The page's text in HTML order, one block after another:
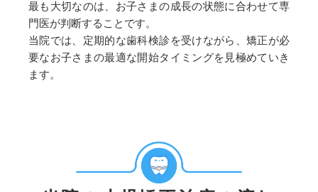
最も大切なのは、お子さまの成長の状態に合わせて専
門医が判断することです。
当院では、定期的な歯科検診を受けながら、矯正が必
要なお子さまの最適な開始タイミングを見極めていき
ます。